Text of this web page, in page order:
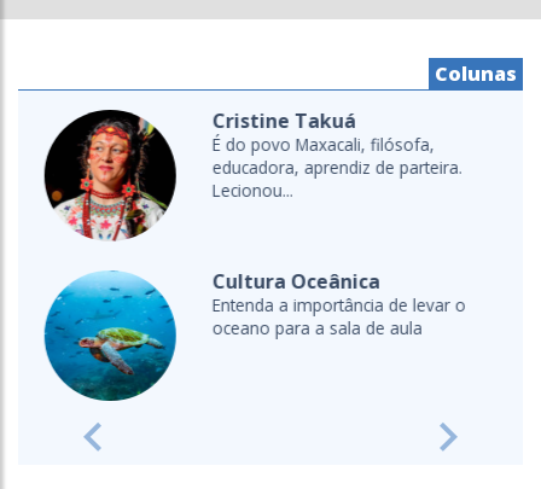
Colunas
Cristine Takuá
É do povo Maxacali, filósofa,
educadora, aprendiz de parteira.
Lecionou...
Cultura Oceânica
Entenda a importância de levar o
oceano para a sala de aula
Previous Next